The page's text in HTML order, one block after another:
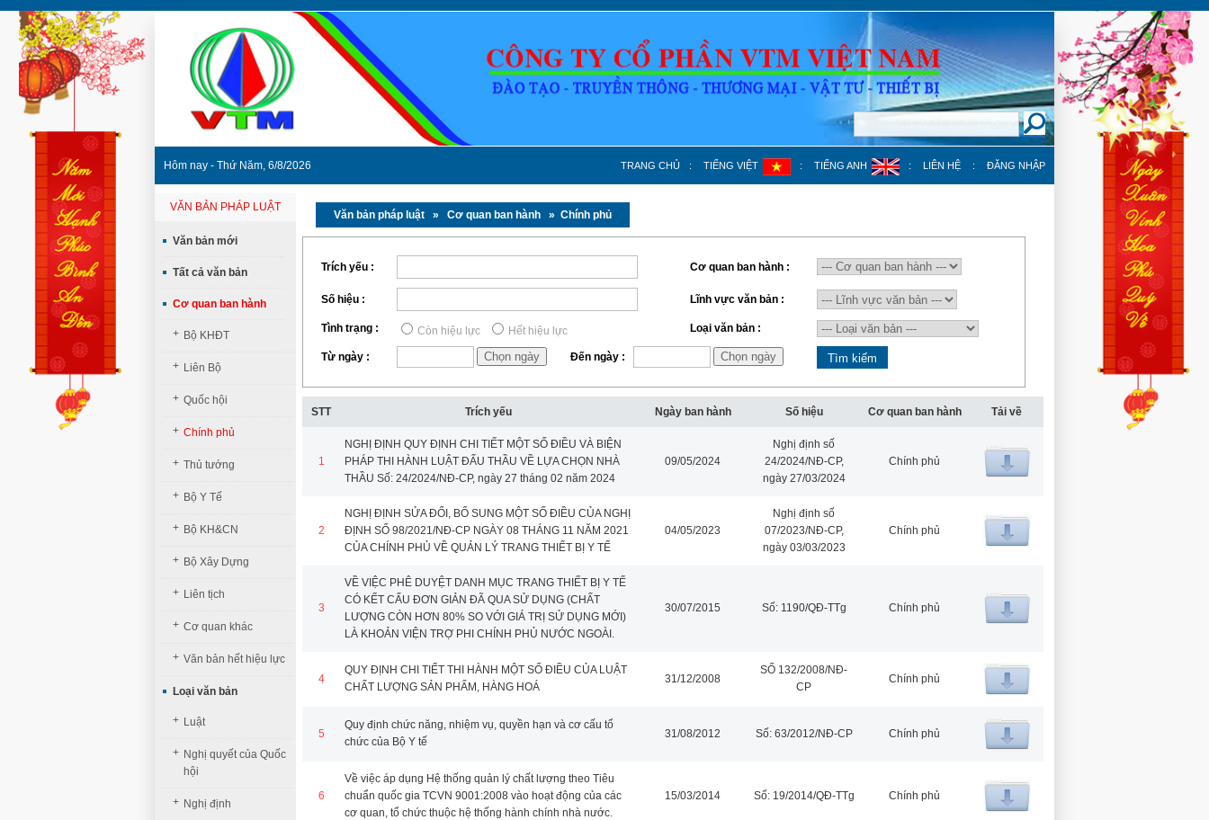
Hôm nay - Thứ Năm, 6/8/2026 TRANG CHỦ : TIẾNG VIỆT : TIẾNG ANH : LIÊN HỆ : ĐĂNG NHẬP
VĂN BẢN PHÁP LUẬT
Văn bản mới
Tất cả văn bản
Cơ quan ban hành
+ Bộ KHĐT
+ Liên Bộ
+ Quốc hội
+ Chính phủ
+ Thủ tướng
+ Bộ Y Tế
+ Bộ KH&CN
+ Bộ Xây Dựng
+ Liên tịch
+ Cơ quan khác
+ Văn bản hết hiệu lực
Loại văn bản
+ Luật
+ Nghị quyết của Quốc
hội
+ Nghị định
Văn bản pháp luật » Cơ quan ban hành » Chính phủ
Trích yếu : Cơ quan ban hành :
Số hiệu : Lĩnh vực văn bản :
Tình trạng : Còn hiệu lực Hết hiệu lực Loại văn bản :
Từ ngày : Đến ngày :
STT Trích yếu Ngày ban hành Số hiệu Cơ quan ban hành Tải về
1
NGHỊ ĐỊNH QUY ĐỊNH CHI TIẾT MỘT SỐ ĐIỀU VÀ BIỆN
PHÁP THI HÀNH LUẬT ĐẤU THẦU VỀ LỰA CHỌN NHÀ
THẦU Số: 24/2024/NĐ-CP, ngày 27 tháng 02 năm 2024
09/05/2024
Nghị định số
24/2024/NĐ-CP,
ngày 27/03/2024
Chính phủ
2
NGHỊ ĐỊNH SỬA ĐỔI, BỔ SUNG MỘT SỐ ĐIỀU CỦA NGHỊ
ĐỊNH SỐ 98/2021/NĐ-CP NGÀY 08 THÁNG 11 NĂM 2021
CỦA CHÍNH PHỦ VỀ QUẢN LÝ TRANG THIẾT BỊ Y TẾ
04/05/2023
Nghị định số
07/2023/NĐ-CP,
ngày 03/03/2023
Chính phủ
3
VỀ VIỆC PHÊ DUYỆT DANH MỤC TRANG THIẾT BỊ Y TẾ
CÓ KẾT CẤU ĐƠN GIẢN ĐÃ QUA SỬ DỤNG (CHẤT
LƯỢNG CÒN HƠN 80% SO VỚI GIÁ TRỊ SỬ DỤNG MỚI)
LÀ KHOẢN VIỆN TRỢ PHI CHÍNH PHỦ NƯỚC NGOÀI.
30/07/2015 Số: 1190/QĐ-TTg Chính phủ
4
QUY ĐỊNH CHI TIẾT THI HÀNH MỘT SỐ ĐIỀU CỦA LUẬT
CHẤT LƯỢNG SẢN PHẨM, HÀNG HOÁ
31/12/2008
SỐ 132/2008/NĐ-
CP
Chính phủ
5
Quy định chức năng, nhiệm vụ, quyền hạn và cơ cấu tổ
chức của Bộ Y tế
31/08/2012 Số: 63/2012/NĐ-CP Chính phủ
6
Về việc áp dụng Hệ thống quản lý chất lượng theo Tiêu
chuẩn quốc gia TCVN 9001:2008 vào hoạt động của các
cơ quan, tổ chức thuộc hệ thống hành chính nhà nước.
15/03/2014 Số: 19/2014/QĐ-TTg Chính phủ